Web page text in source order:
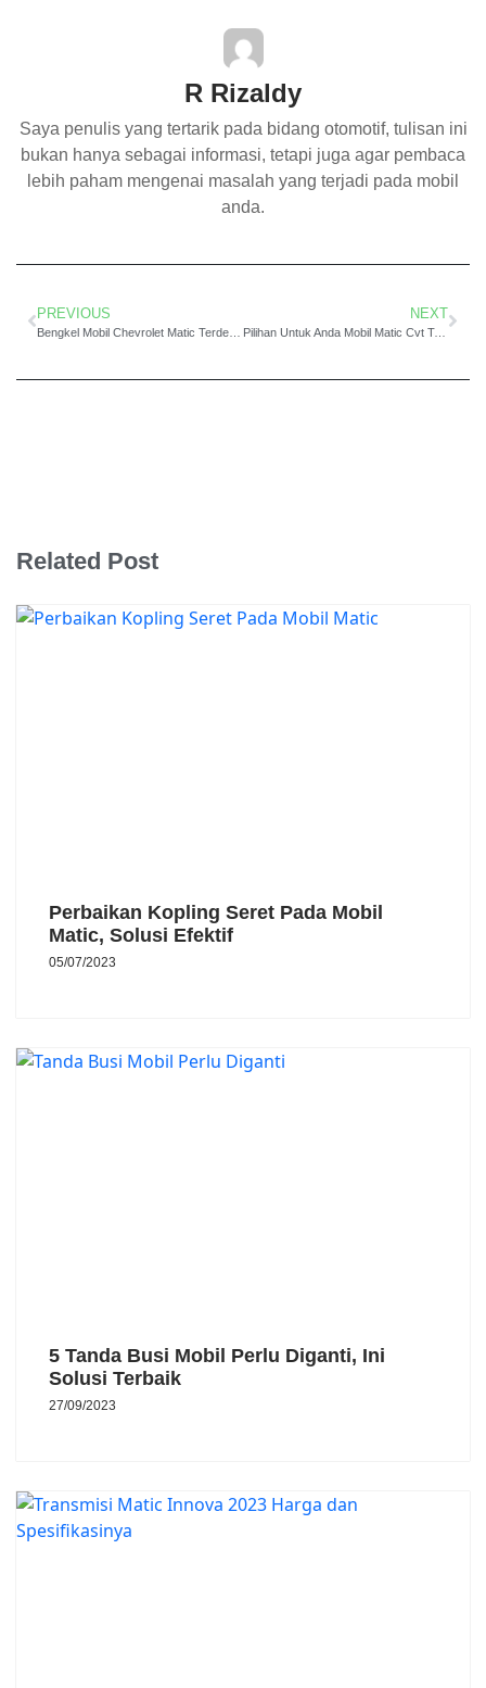
R Rizaldy
Saya penulis yang tertarik pada bidang otomotif, tulisan ini
bukan hanya sebagai informasi, tetapi juga agar pembaca
lebih paham mengenai masalah yang terjadi pada mobil
anda.
PREVIOUS NEXT
Pilihan Untuk Anda Mobil Matic Cvt Terbaik
Related Post
Perbaikan Kopling Seret Pada Mobil
Matic, Solusi Efektif
05/07/2023
5 Tanda Busi Mobil Perlu Diganti, Ini
Solusi Terbaik
27/09/2023